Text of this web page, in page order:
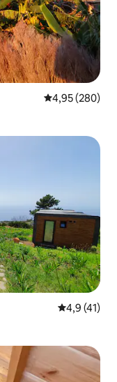
4,95 de uma
4,95 (280)
4,9 de uma
4,9 (41)